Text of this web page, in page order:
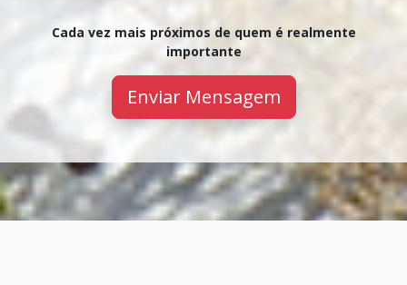
Cada vez mais próximos de quem é realmente
importante
Enviar Mensagem